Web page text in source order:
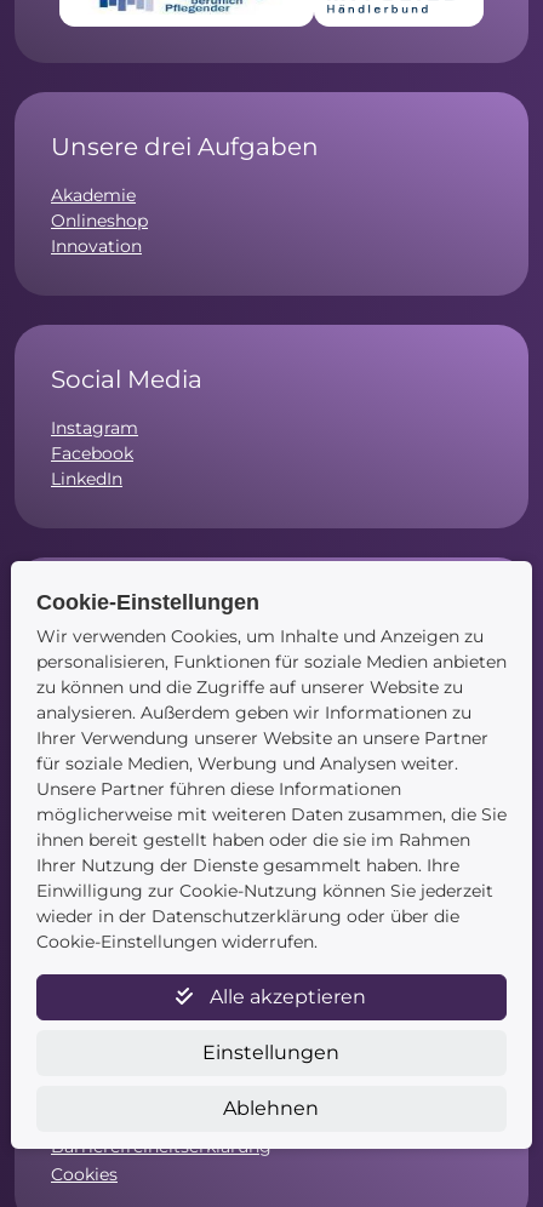
Unsere drei Aufgaben
Akademie
Onlineshop
Innovation
Social Media
Instagram
Facebook
LinkedIn
Navigation
Startseite
Blog
Kontakt
Service
Newsletter
Datenschutz
Widerrufsformular
Barrierefreiheitserklärung
Cookies
Cookie-Einstellungen
Wir verwenden Cookies, um Inhalte und Anzeigen zu
personalisieren, Funktionen für soziale Medien anbieten
zu können und die Zugriffe auf unserer Website zu
analysieren. Außerdem geben wir Informationen zu
Ihrer Verwendung unserer Website an unsere Partner
für soziale Medien, Werbung und Analysen weiter.
Unsere Partner führen diese Informationen
möglicherweise mit weiteren Daten zusammen, die Sie
ihnen bereit gestellt haben oder die sie im Rahmen
Ihrer Nutzung der Dienste gesammelt haben. Ihre
Einwilligung zur Cookie-Nutzung können Sie jederzeit
wieder in der Datenschutzerklärung oder über die
Cookie-Einstellungen widerrufen.
Alle akzeptieren
Einstellungen
Ablehnen